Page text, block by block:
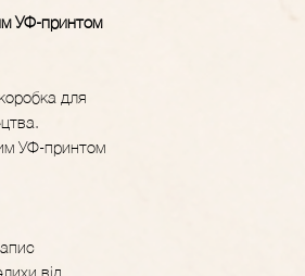
УФ-принтом
для
УФ-принтом
від